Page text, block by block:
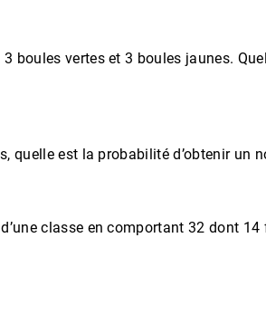
boules vertes et 3 boules jaunes.
quelle est la probabilité d’obtenir un
classe en comportant 32 dont